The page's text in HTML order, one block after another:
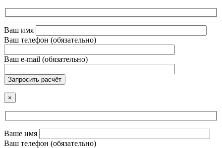
Ваш имя
Ваш телефон (обязательно)
Ваш e-mail (обязательно)
Запросить расчёт
×
Ваше имя
Ваш телефон (обязательно)